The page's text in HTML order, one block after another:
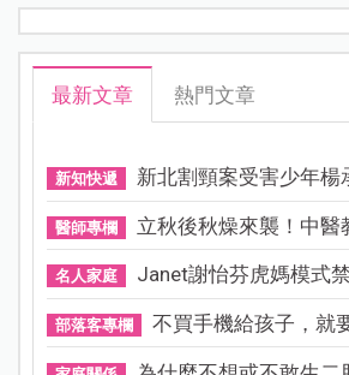
最新文章 熱門文章
新知快遞 新北割頸案受害少年楊
醫師專欄 立秋後秋燥來襲！中醫
名人家庭 Janet謝怡芬虎媽模式
部落客專欄 不買手機給孩子，就